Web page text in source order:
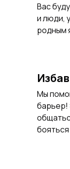
Вас
и люди,
родным
Мы
барьер!